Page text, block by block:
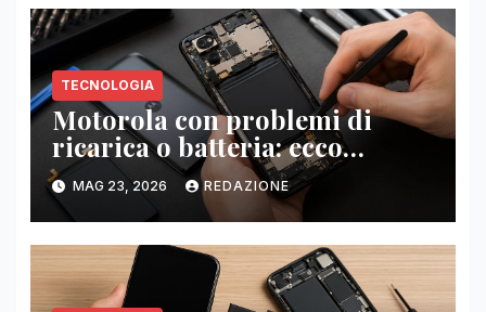
TECNOLOGIA
Motorola con problemi di
ricarica o batteria: ecco
quanto costa la riparazione del
tuo cellulare Motorola
MAG 23, 2026 REDAZIONE